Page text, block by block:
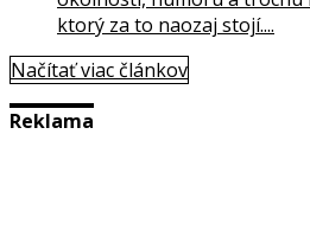
ktorý za to naozaj stojí....
Načítať viac článkov
Reklama